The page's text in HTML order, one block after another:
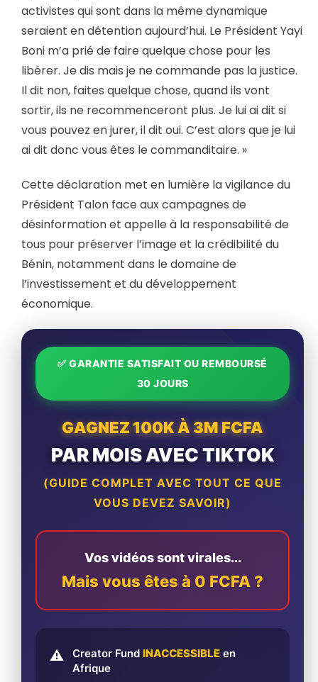
activistes qui sont dans la même dynamique
seraient en détention aujourd’hui. Le Président Yayi
Boni m’a prié de faire quelque chose pour les
libérer. Je dis mais je ne commande pas la justice.
Il dit non, faites quelque chose, quand ils vont
sortir, ils ne recommenceront plus. Je lui ai dit si
vous pouvez en jurer, il dit oui. C’est alors que je lui
ai dit donc vous êtes le commanditaire. »
Cette déclaration met en lumière la vigilance du
Président Talon face aux campagnes de
désinformation et appelle à la responsabilité de
tous pour préserver l’image et la crédibilité du
Bénin, notamment dans le domaine de
l’investissement et du développement
économique.
✅ GARANTIE SATISFAIT OU REMBOURSÉ
30 JOURS
GAGNEZ 100K À 3M FCFA
PAR MOIS AVEC TIKTOK
(GUIDE COMPLET AVEC TOUT CE QUE
VOUS DEVEZ SAVOIR)
Vos vidéos sont virales...
Mais vous êtes à 0 FCFA ?
⚠️ Creator Fund INACCESSIBLE en
Afrique